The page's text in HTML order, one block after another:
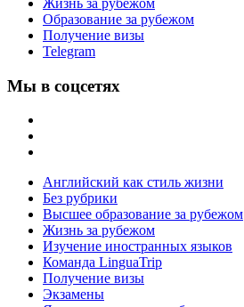
Жизнь за рубежом
Образование за рубежом
Получение визы
Telegram
Мы в соцсетях
Английский как стиль жизни
Без рубрики
Высшее образование за рубежом
Жизнь за рубежом
Изучение иностранных языков
Команда LinguaTrip
Получение визы
Экзамены